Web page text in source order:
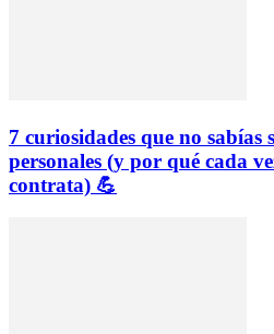
7 curiosidades que no sabías
personales (y por qué cada
contrata) 💪